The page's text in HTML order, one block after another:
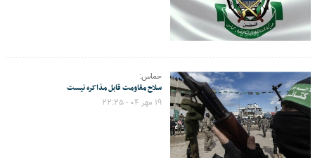
حماس:
سلاح مقاومت قابل مذاکره نیست
۱۹ مهر ۰۴ - ۲۲:۲۵